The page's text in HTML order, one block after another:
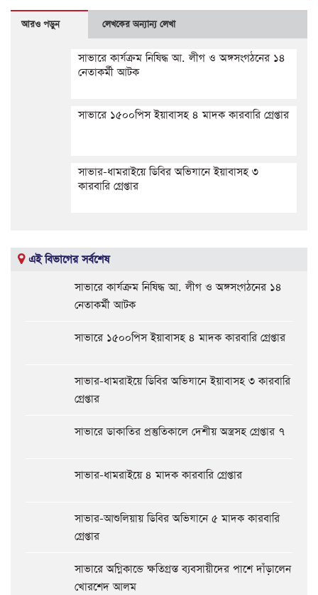
আরও পড়ুন লেখকের অন্যান্য লেখা
সাভারে কার্যক্রম নিষিদ্ধ আ. লীগ ও অঙ্গসংগঠনের ১৪
নেতাকর্মী আটক
সাভারে ১৫০০পিস ইয়াবাসহ ৪ মাদক কারবারি গ্রেপ্তার
সাভার-ধামরাইয়ে ডিবির অভিযানে ইয়াবাসহ ৩
কারবারি গ্রেপ্তার
এই বিভাগের সর্বশেষ
সাভারে কার্যক্রম নিষিদ্ধ আ. লীগ ও অঙ্গসংগঠনের ১৪
নেতাকর্মী আটক
সাভারে ১৫০০পিস ইয়াবাসহ ৪ মাদক কারবারি গ্রেপ্তার
সাভার-ধামরাইয়ে ডিবির অভিযানে ইয়াবাসহ ৩ কারবারি
গ্রেপ্তার
সাভারে ডাকাতির প্রস্তুতিকালে দেশীয় অস্ত্রসহ গ্রেপ্তার ৭
সাভার-ধামরাইয়ে ৪ মাদক কারবারি গ্রেপ্তার
সাভার-আশুলিয়ায় ডিবির অভিযানে ৫ মাদক কারবারি
গ্রেপ্তার
সাভারে অগ্নিকান্ডে ক্ষতিগ্রস্ত ব্যবসায়ীদের পাশে দাঁড়ালেন
খোরশেদ আলম